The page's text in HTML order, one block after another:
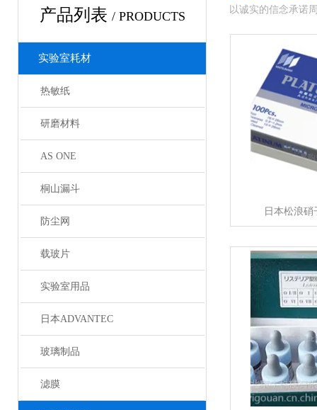
产品列表 / PRODUCTS
实验室耗材
热敏纸
研磨材料
AS ONE
桐山漏斗
防尘网
载玻片
实验室用品
日本ADVANTEC
玻璃制品
滤膜
以诚实的信念承诺
日本松浪